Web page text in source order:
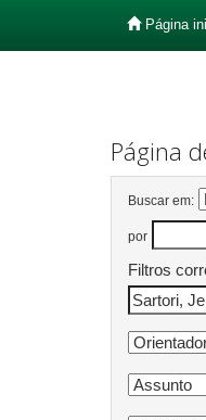
Página
Página
Buscar em:
por
Filtros